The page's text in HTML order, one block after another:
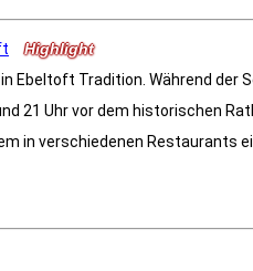
Highlight
Ebeltoft Tradition. Während der
21 Uhr vor dem historischen
in verschiedenen Restaurants ein